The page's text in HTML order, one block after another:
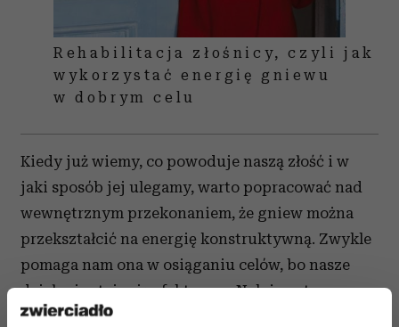
Rehabilitacja złośnicy, czyli jak
wykorzystać energię gniewu
w dobrym celu
Kiedy już wiemy, co powoduje naszą złość i w
jaki sposób jej ulegamy, warto popracować nad
wewnętrznym przekonaniem, że gniew można
przekształcić na energię konstruktywną. Zwykle
pomaga nam ona w osiąganiu celów, bo nasze
działanie staje się efektywne. Należy zatem
rozładować energię gniewu. Shrand odradza